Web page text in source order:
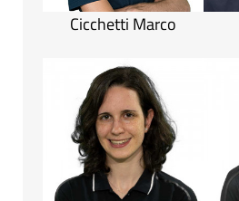
Cicchetti Marco